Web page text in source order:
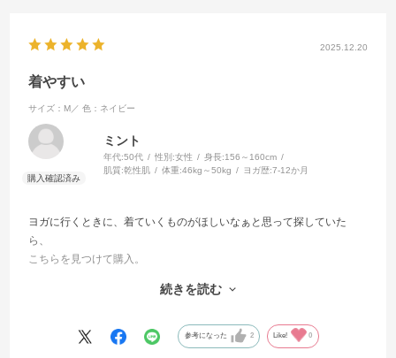
2025.12.20
着やすい
サイズ：M／ 色：ネイビー
ミント
年代:50代 性別:女性 身長:156～160cm
肌質:乾性肌 体重:46kg～50kg ヨガ歴:7-12か月
ヨガに行くときに、着ていくものがほしいなぁと思って探していた
ら、
こちらを見つけて購入。
やっぱりいい感じだなぁと思いました。
続きを読む
参考になった 2 Like! 0